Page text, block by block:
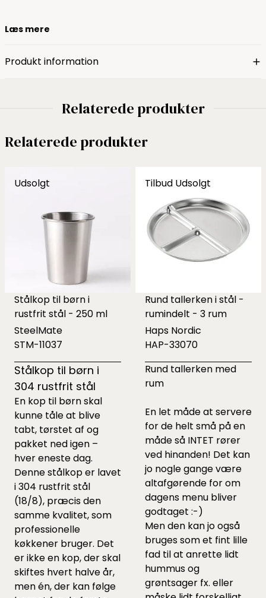
Læs mere
Produkt information
Relaterede produkter
Relaterede produkter
Udsolgt
Stålkop til børn i
rustfrit stål - 250 ml
SteelMate
STM-11037
Stålkop til børn i
304 rustfrit stål
En kop til børn skal
kunne tåle at blive
tabt, tørstet af og
pakket ned igen –
hver eneste dag.
Denne stålkop er lavet
i 304 rustfrit stål
(18/8), præcis den
samme kvalitet, som
professionelle
køkkener bruger. Det
er ikke en kop, der skal
skiftes hvert halve år,
men én, der kan følge
Tilbud Udsolgt
Rund tallerken i stål -
rumindelt - 3 rum
Haps Nordic
HAP-33070
Rund tallerken med
rum
En let måde at servere
for de helt små på en
måde så INTET rører
ved hinanden! Det kan
jo nogle gange være
altafgørende for om
dagens menu bliver
godtaget :-)
Men den kan jo også
bruges som et fint lille
fad til at anrette lidt
hummus og
grøntsager fx. eller